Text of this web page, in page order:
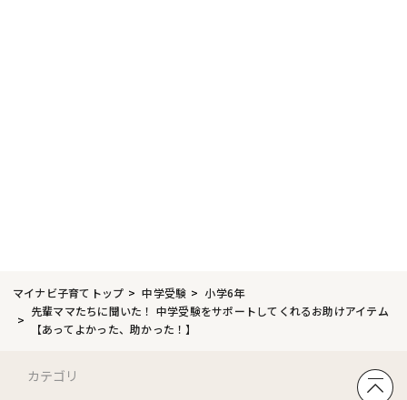
マイナビ子育てトップ 中学受験
小学6年
先輩ママたちに聞いた！ 中学受験をサポートしてくれるお助けアイテム
【あってよかった、助かった！】
カテゴリ